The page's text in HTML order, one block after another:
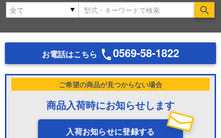
お電話はこちら 0569-58-1822
ご希望の商品が見つからない場合
商品入荷時にお知らせします
入荷お知らせに登録する